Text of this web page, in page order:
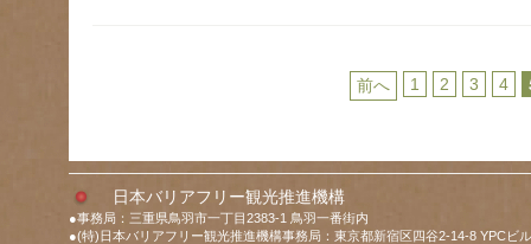
前へ 1 2 3 4
日本バリアフリー観光推進機構
●事務局：三重県鳥羽市一丁目2383-1 鳥羽一番街内
●(特)日本バリアフリー観光推進機構事務局：東京都新宿区四谷2-14-8 YPCビ